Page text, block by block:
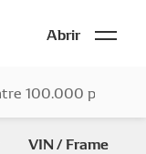
Abrir
VIN / Frame